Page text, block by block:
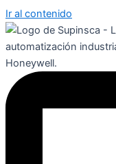
Ir al contenido